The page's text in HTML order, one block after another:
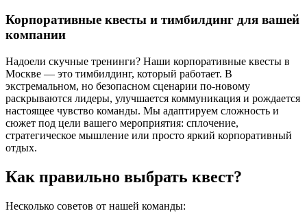
Корпоративные квесты и тимбилдинг для вашей
компании
Надоели скучные тренинги? Наши корпоративные квесты в
Москве — это тимбилдинг, который работает. В
экстремальном, но безопасном сценарии по-новому
раскрываются лидеры, улучшается коммуникация и рождается
настоящее чувство команды. Мы адаптируем сложность и
сюжет под цели вашего мероприятия: сплочение,
стратегическое мышление или просто яркий корпоративный
отдых.
Как правильно выбрать квест?
Несколько советов от нашей команды: